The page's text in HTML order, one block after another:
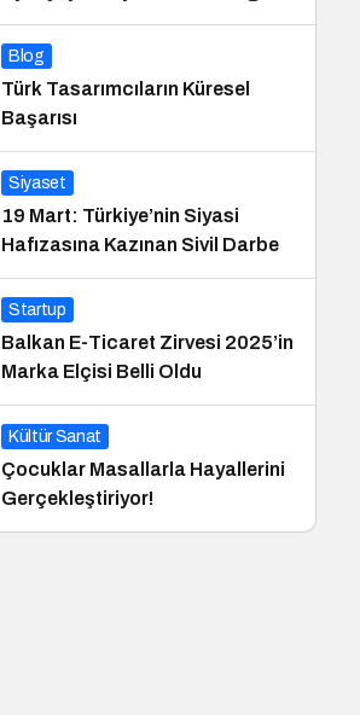
Blog
Türk Tasarımcıların Küresel
Başarısı
Siyaset
19 Mart: Türkiye’nin Siyasi
Hafızasına Kazınan Sivil Darbe
Startup
Balkan E-Ticaret Zirvesi 2025’in
Marka Elçisi Belli Oldu
Kültür Sanat
Çocuklar Masallarla Hayallerini
Gerçekleştiriyor!